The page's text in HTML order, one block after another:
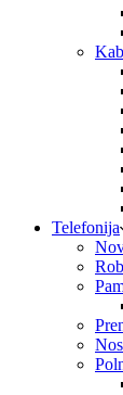
Telefonija